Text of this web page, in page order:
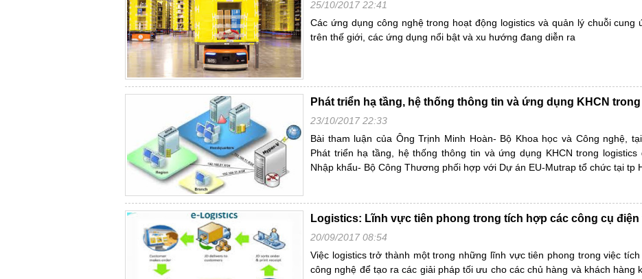
25/10/2017 22:41
Các ứng dụng công nghệ trong hoạt động logistics và quản lý chuỗi cung
trên thế giới, các ứng dụng nổi bật và xu hướng đang diễn ra
Phát triển hạ tầng, hệ thống thông tin và ứng dụng KHCN
23/10/2017 22:33
Bài tham luận của Ông Trịnh Minh Hoàn- Bộ Khoa học và Công nghệ,
Phát triển hạ tầng, hệ thống thông tin và ứng dụng KHCN trong logistics
Nhập khẩu- Bộ Công Thương phối hợp với Dự án EU-Mutrap tổ chức tại tp
Logistics: Lĩnh vực tiên phong trong tích hợp các công cụ
20/09/2017 08:54
Việc logistics trở thành một trong những lĩnh vực tiên phong trong việc
công nghệ để tạo ra các giải pháp tối ưu cho các chủ hàng và khách hàng